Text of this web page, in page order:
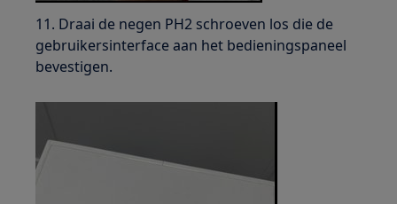
11. Draai de negen PH2 schroeven los die de
gebruikersinterface aan het bedieningspaneel
bevestigen.